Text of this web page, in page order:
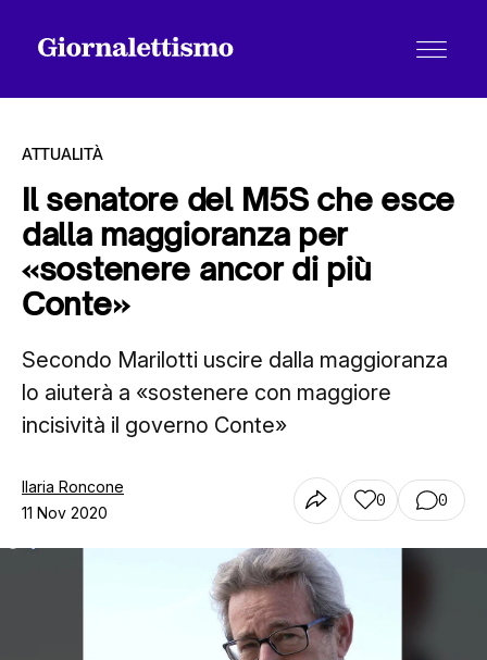
Tutti gli articoli
Contatti
ATTUALITÀ
Il senatore del M5S che esce
dalla maggioranza per
«sostenere ancor di più
Conte»
Secondo Marilotti uscire dalla maggioranza
lo aiuterà a «sostenere con maggiore
incisività il governo Conte»
Ilaria Roncone
11 Nov 2020
0 0